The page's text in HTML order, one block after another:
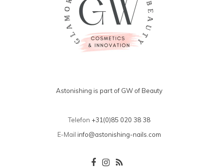
Astonishing is part of GW of Beauty
Telefon +31(0)85 020 38 38
E-Mail info@astonishing-nails.com